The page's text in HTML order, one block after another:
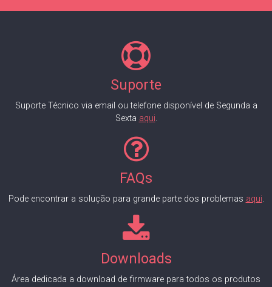
Suporte
Suporte Técnico via email ou telefone disponível de Segunda a
Sexta aqui.
FAQs
Pode encontrar a solução para grande parte dos problemas aqui.
Downloads
Área dedicada a download de firmware para todos os produtos